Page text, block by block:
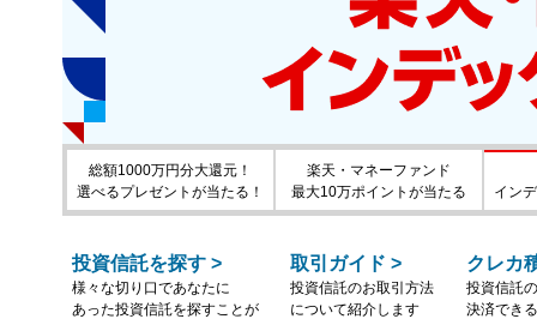
総額1000万円分大還元！
選べるプレゼントが当たる！
楽天・マネーファンド
最大10万ポイントが当たる
イン
投資信託を探す >
様々な切り口であなたに
あった投資信託を探すことが
取引ガイド >
投資信託のお取引方法
について紹介します
クレカ
投資信託
決済でき